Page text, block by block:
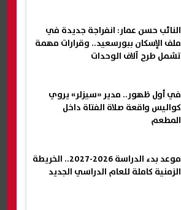
النائب حسن عمار: انفراجة جديدة في
ملف الإسكان ببورسعيد.. وقرارات مهمة
تشمل طرح آلاف الوحدات
في أول ظهور.. مدير «سيزلر» يروي
كواليس واقعة صلاة الفتاة داخل
المطعم
موعد بدء الدراسة 2026-2027.. الخريطة
الزمنية كاملة للعام الدراسي الجديد